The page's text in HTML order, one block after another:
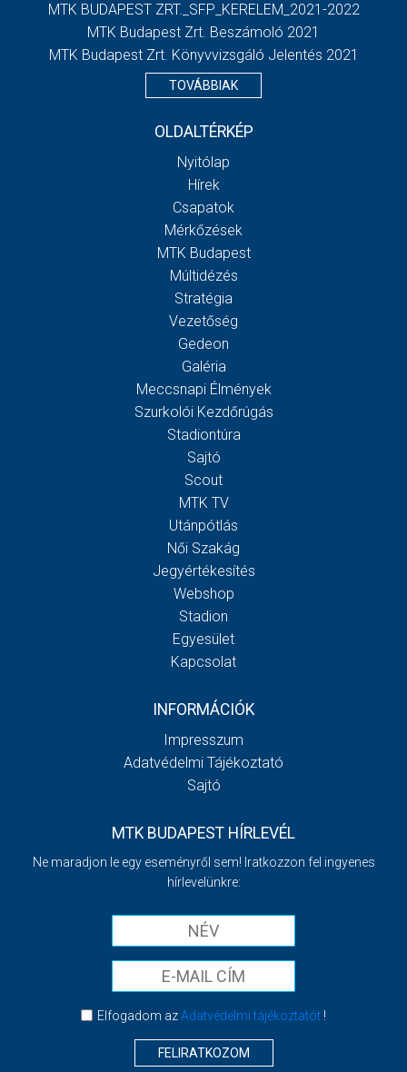
MTK BUDAPEST ZRT._SFP_KERELEM_2021-2022
MTK Budapest Zrt. Beszámoló 2021
MTK Budapest Zrt. Könyvvizsgáló Jelentés 2021
TOVÁBBIAK
OLDALTÉRKÉP
Nyitólap
Hírek
Csapatok
Mérkőzések
MTK Budapest
Múltidézés
Stratégia
Vezetőség
Gedeon
Galéria
Meccsnapi Élmények
Szurkolói Kezdőrúgás
Stadiontúra
Sajtó
Scout
MTK TV
Utánpótlás
Női Szakág
Jegyértékesítés
Webshop
Stadion
Egyesület
Kapcsolat
INFORMÁCIÓK
Impresszum
Adatvédelmi Tájékoztató
Sajtó
MTK BUDAPEST HÍRLEVÉL
Ne maradjon le egy eseményről sem! Iratkozzon fel ingyenes
hírlevelünkre:
Elfogadom azAdatvédelmi tájékoztatót!
FELIRATKOZOM